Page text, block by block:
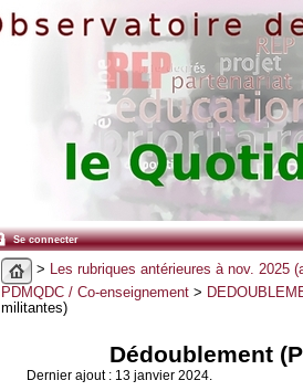
Se connecter
> Les rubriques antérieures à nov. 2025
PDMQDC / Co-enseignement>
militantes)
Dédoublement
Dernier ajout : 13 janvier 2024.